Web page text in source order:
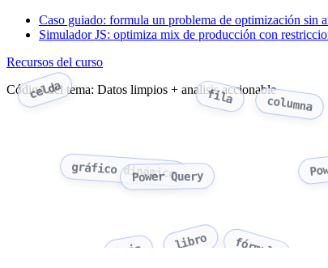
Caso guiado: formula un problema de optimización sin
Simulador JS: optimiza mix de producción con
Recursos del curso
Código del tema: Datos limpios + analisis accionable
celda fila columna
gráfico dinámico
Power Query
hoja libro fórmula